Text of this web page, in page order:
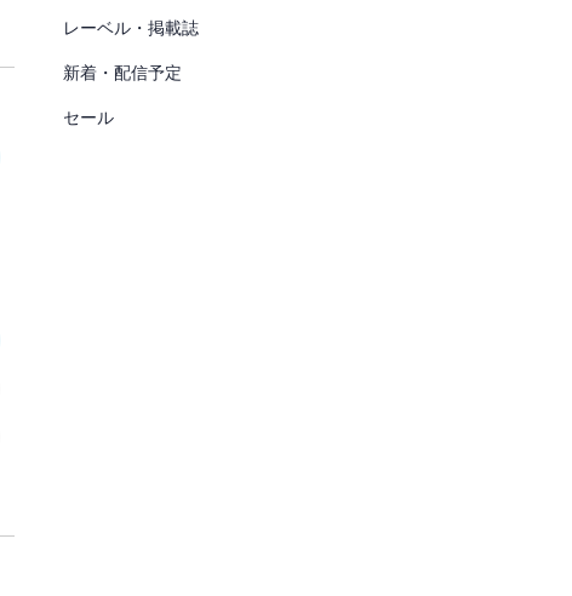
レーベル・掲載誌
新着・配信予定
セール